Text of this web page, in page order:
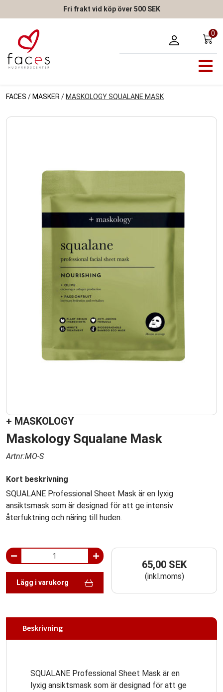
Fri frakt vid köp över 500 SEK
0
FACES / MASKER / MASKOLOGY SQUALANE MASK
+ MASKOLOGY
Maskology Squalane Mask
Artnr:MO-S
Kort beskrivning
SQUALANE Professional Sheet Mask är en lyxig
ansiktsmask som är designad för att ge intensiv
återfuktning och näring till huden.
Lägg i varukorg
65,00 SEK
(inkl.moms)
Beskrivning
SQUALANE Professional Sheet Mask är en
lyxig ansiktsmask som är designad för att ge